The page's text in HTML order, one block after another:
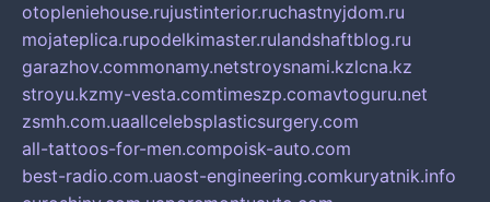
otopleniehouse.rujustinterior.ruchastnyjdom.ru
mojateplica.rupodelkimaster.rulandshaftblog.ru
garazhov.commonamy.netstroysnami.kzlcna.kz
stroyu.kzmy-vesta.comtimeszp.comavtoguru.net
zsmh.com.uaallcelebsplasticsurgery.com
all-tattoos-for-men.compoisk-auto.com
best-radio.com.uaost-engineering.comkuryatnik.info